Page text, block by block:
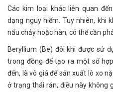
Các kim loại khác liên quan
dạng nguy hiểm. Tuy nhiên, khi
nấu chảy hoặc hàn, có thể cần
Beryllium (Be) đôi khi được sử
trong đồng để tạo ra một số
đến, là vô giá để sản xuất lò xo
ở trạng thái rắn, điều này không